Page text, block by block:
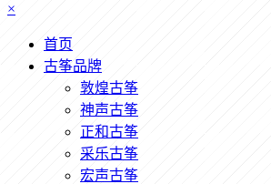
×
首页
古筝品牌
敦煌古筝
神声古筝
正和古筝
采乐古筝
宏声古筝